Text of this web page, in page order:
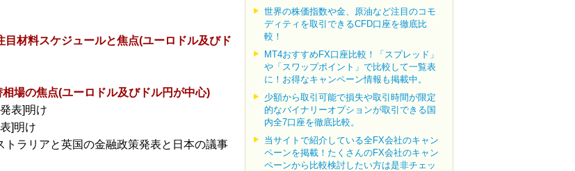
目材料スケジュールと焦点(ユーロドル及びド
場の焦点(ユーロドル及びドル円が中心)
表]明け
]明け
ラリアと英国の金融政策発表と日本の議事
世界の株価指数や金、原油など注目のコモ
ディティを取引できるCFD口座を徹底比
較！
MT4おすすめFX口座比較！「スプレッド」
や「スワップポイント」で比較して一覧表
に！お得なキャンペーン情報も掲載中。
少額から取引可能で損失や取引時間が限定
的なバイナリーオプションが取引できる国
内全7口座を徹底比較。
当サイトで紹介している全FX会社のキャン
ペーンを掲載！たくさんのFX会社のキャン
ペーンから比較検討したい方は是非チェッ